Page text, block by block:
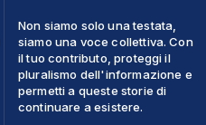
Non siamo solo una testata,
siamo una voce collettiva. Con
il tuo contributo, proteggi il
pluralismo dell'informazione e
permetti a queste storie di
continuare a esistere.